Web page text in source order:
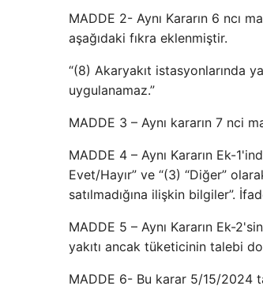
MADDE 2- Aynı Kararın 6 ncı
aşağıdaki fıkra eklenmiştir.
“(8) Akaryakıt istasyonlarında
uygulanamaz.”
MADDE 3 – Aynı kararın 7 nci
MADDE 4 – Aynı Kararın Ek-
Evet/Hayır” ve “(3) “Diğer”
satılmadığına ilişkin bilgiler”.
MADDE 5 – Aynı Kararın Ek-
yakıtı ancak tüketicinin talebi
MADDE 6- Bu karar 5/15/2024